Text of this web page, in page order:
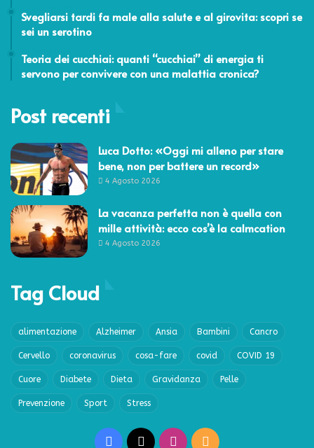
Svegliarsi tardi fa male alla salute e al girovita: scopri se
sei un serotino
Teoria dei cucchiai: quanti “cucchiai” di energia ti
servono per convivere con una malattia cronica?
Post recenti
Luca Dotto: «Oggi mi alleno per stare
bene, non per battere un record»
4 Agosto 2026
La vacanza perfetta non è quella con
mille attività: ecco cos’è la calmcation
4 Agosto 2026
Tag Cloud
alimentazione Alzheimer Ansia Bambini Cancro
Cervello coronavirus cosa-fare covid COVID 19
Cuore Diabete Dieta Gravidanza Pelle
Prevenzione Sport Stress
Facebook Instagram
RSS